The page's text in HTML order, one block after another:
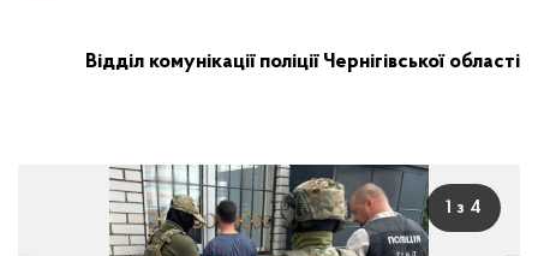
Відділ комунікації поліції Чернігівської області
1 з 4